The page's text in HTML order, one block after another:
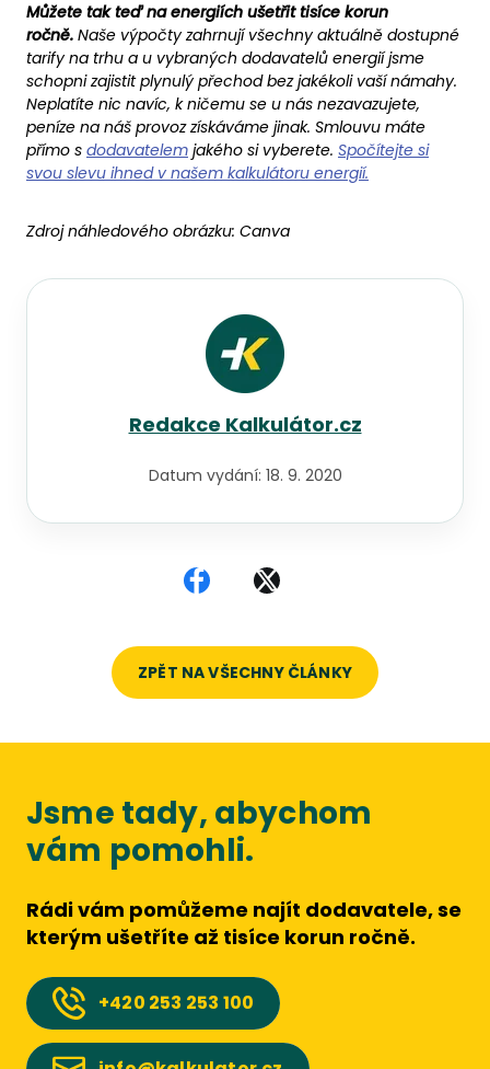
Můžete tak teď na energiích ušetřit tisíce korun
ročně. Naše výpočty zahrnují všechny aktuálně dostupné
tarify na trhu a u vybraných dodavatelů energií jsme
schopni zajistit plynulý přechod bez jakékoli vaší námahy.
Neplatíte nic navíc, k ničemu se u nás nezavazujete,
peníze na náš provoz získáváme jinak. Smlouvu máte
přímo s dodavatelem jakého si vyberete. Spočítejte si
svou slevu ihned v našem kalkulátoru energií.
Zdroj náhledového obrázku: Canva
Redakce Kalkulátor.cz
Datum vydání: 18. 9. 2020
Sdílet na Facebooku
Sdílet na X
ZPĚT NA VŠECHNY ČLÁNKY
Jsme tady, abychom
vám pomohli.
Rádi vám pomůžeme najít dodavatele, se
kterým ušetříte až tisíce korun ročně.
+420 253 253 100